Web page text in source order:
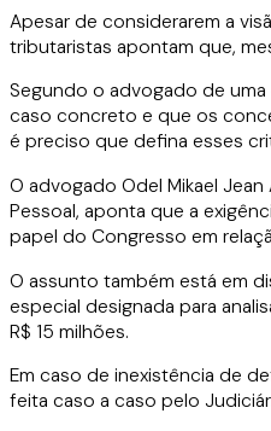
Apesar de considerarem a
tributaristas apontam que,
Segundo o advogado de
caso concreto e que os
é preciso que defina esses
O advogado Odel Mikael
Pessoal, aponta que a
papel do Congresso em
O assunto também está em
especial designada para
R$ 15 milhões.
Em caso de inexistência de
feita caso a caso pelo